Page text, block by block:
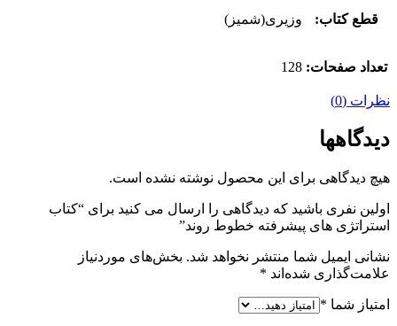
قطع کتاب: وزیری(شمیز)
تعداد صفحات: 128
نظرات (0)
دیدگاهها
هیچ دیدگاهی برای این محصول نوشته نشده است.
اولین نفری باشید که دیدگاهی را ارسال می کنید برای “کتاب
استراتژی های پیشرفته خطوط روند”
نشانی ایمیل شما منتشر نخواهد شد. بخش‌های موردنیاز
علامت‌گذاری شده‌اند *
امتیاز شما *